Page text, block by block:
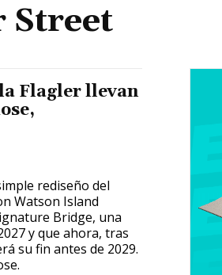
Street
Flagler llevan
rediseño del
Watson Island
Bridge, una
y que ahora, tras
su fin antes de 2029.